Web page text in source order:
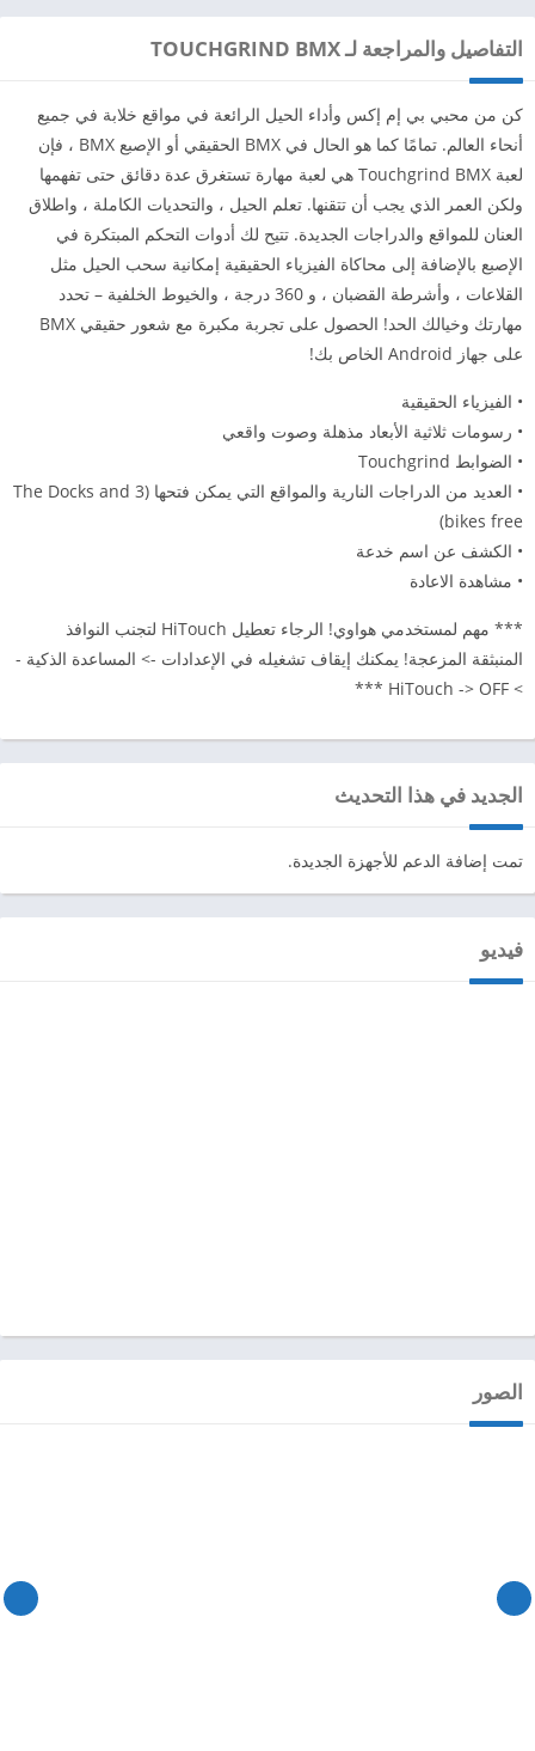
التفاصيل والمراجعة لـ TOUCHGRIND BMX
كن من محبي بي إم إكس وأداء الحيل الرائعة في مواقع خلابة في جميع
أنحاء العالم. تمامًا كما هو الحال في BMX الحقيقي أو الإصبع BMX ، فإن
لعبة Touchgrind BMX هي لعبة مهارة تستغرق عدة دقائق حتى تفهمها
ولكن العمر الذي يجب أن تتقنها. تعلم الحيل ، والتحديات الكاملة ، واطلاق
العنان للمواقع والدراجات الجديدة. تتيح لك أدوات التحكم المبتكرة في
الإصبع بالإضافة إلى محاكاة الفيزياء الحقيقية إمكانية سحب الحيل مثل
القلاعات ، وأشرطة القضبان ، و 360 درجة ، والخيوط الخلفية – تحدد
مهارتك وخيالك الحد! الحصول على تجربة مكبرة مع شعور حقيقي BMX
على جهاز Android الخاص بك!
• الفيزياء الحقيقية
• رسومات ثلاثية الأبعاد مذهلة وصوت واقعي
• الضوابط Touchgrind
• العديد من الدراجات النارية والمواقع التي يمكن فتحها (The Docks and 3
bikes free)
• الكشف عن اسم خدعة
• مشاهدة الاعادة
*** مهم لمستخدمي هواوي! الرجاء تعطيل HiTouch لتجنب النوافذ
المنبثقة المزعجة! يمكنك إيقاف تشغيله في الإعدادات -> المساعدة الذكية -
> HiTouch -> OFF ***
الجديد في هذا التحديث
تمت إضافة الدعم للأجهزة الجديدة.
فيديو
الصور